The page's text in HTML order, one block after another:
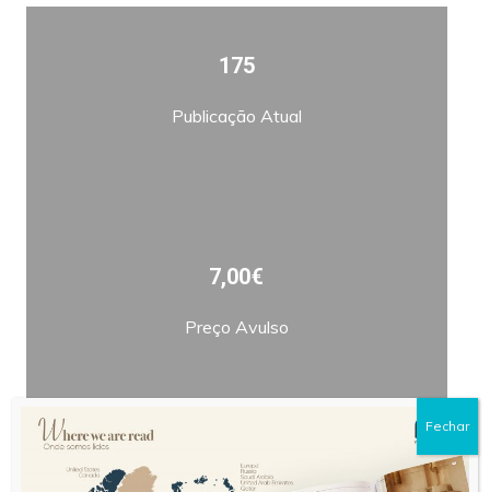
175
Publicação Atual
7,00€
Preço Avulso
Fechar